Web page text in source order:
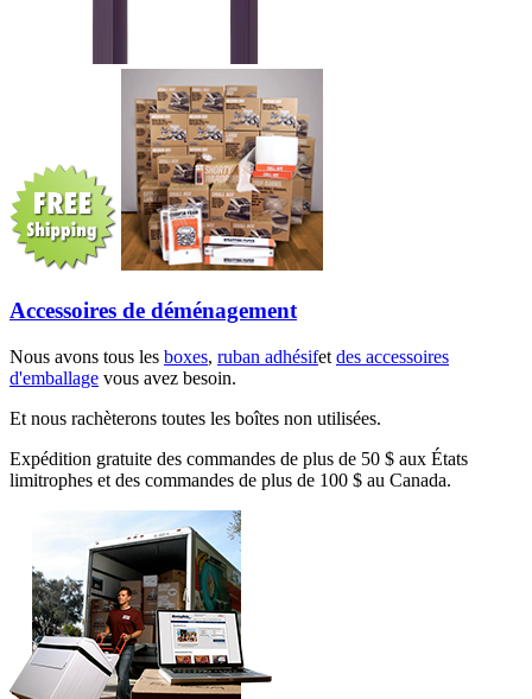
Accessoires de déménagement
Nous avons tous les boxes, ruban adhésifet des accessoires
d'emballage vous avez besoin.
Et nous rachèterons toutes les boîtes non utilisées.
Expédition gratuite des commandes de plus de 50 $ aux États
limitrophes et des commandes de plus de 100 $ au Canada.